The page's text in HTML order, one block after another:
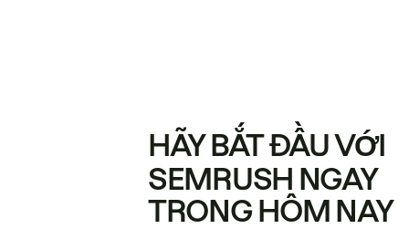
HÃY BẮT ĐẦU VỚI
SEMRUSH NGAY
TRONG HÔM NAY